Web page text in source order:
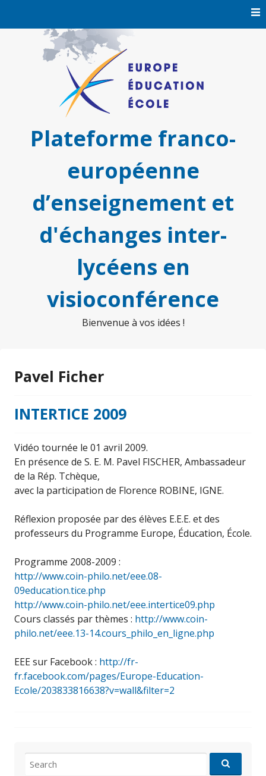
Plateforme franco-
européenne
d’enseignement et
d'échanges inter-
lycéens en
visioconférence
Bienvenue à vos idées !
Pavel Ficher
INTERTICE 2009
Vidéo tournée le 01 avril 2009.
En présence de S. E. M. Pavel FISCHER, Ambassadeur
de la Rép. Tchèque,
avec la participation de Florence ROBINE, IGNE.
Réflexion proposée par des élèves E.E.E. et des
professeurs du Programme Europe, Éducation, École.
Programme 2008-2009 :
http://www.coin-philo.net/eee.08-
09education.tice.php
http://www.coin-philo.net/eee.intertice09.php
Cours classés par thèmes : http://www.coin-
philo.net/eee.13-14.cours_philo_en_ligne.php
EEE sur Facebook : http://fr-
fr.facebook.com/pages/Europe-Education-
Ecole/203833816638?v=wall&filter=2
for: